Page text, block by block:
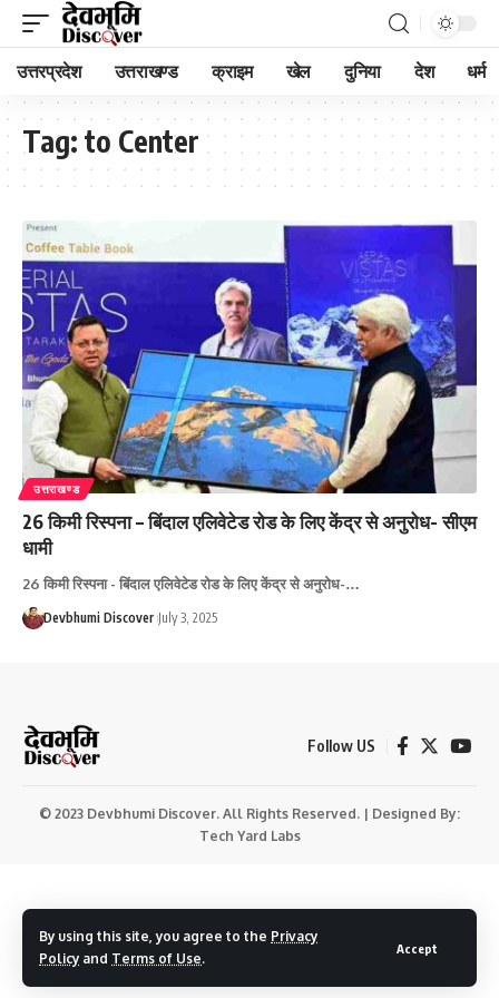
By using this site, you agree to the Privacy
Policy and Terms of Use.
Accept
उत्तरप्रदेश उत्तराखण्ड क्राइम खेल दुनिया देश धर्म
Tag: to Center
उत्तराखण्ड
26 किमी रिस्पना – बिंदाल एलिवेटेड रोड के लिए केंद्र से अनुरोध- सीएम
धामी
26 किमी रिस्पना - बिंदाल एलिवेटेड रोड के लिए केंद्र से अनुरोध-…
Devbhumi Discover July 3, 2025
Follow US
© 2023 Devbhumi Discover. All Rights Reserved. | Designed By:
Tech Yard Labs